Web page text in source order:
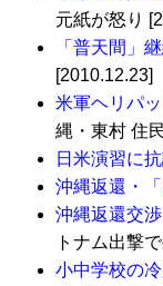
元紙が怒り
「普天間」
[2010.12.23]
米軍ヘリパ
縄・東村 住
日米演習に
沖縄返還・
沖縄返還交
トナム出撃
小中学校の